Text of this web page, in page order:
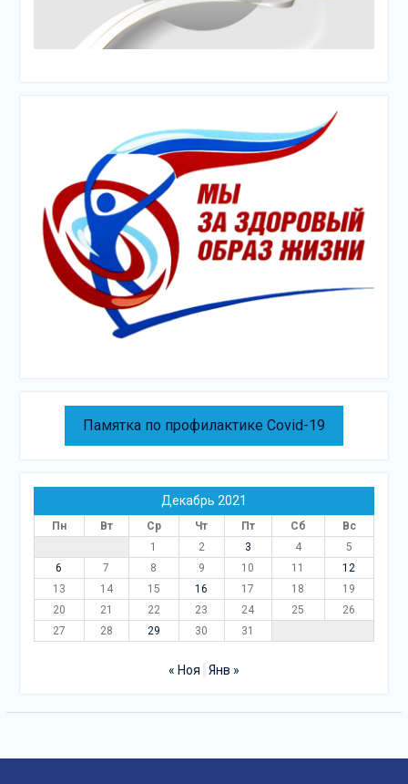
Памятка по профилактике Covid-19
Декабрь 2021
Пн Вт Ср Чт Пт Сб
Вс
1
2 3 4
5
6
7 8 9 10 11
12
13
14 15 16 17 18
19
20
21 22 23 24 25
26
27
28 29 30 31
« Ноя Янв »